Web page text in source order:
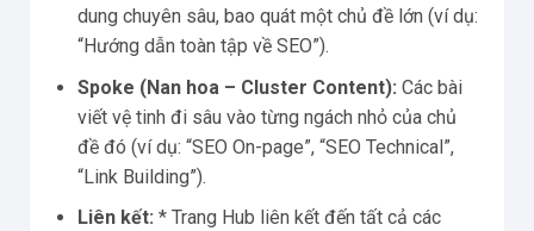
dung chuyên sâu, bao quát một chủ đề lớn (ví dụ:
“Hướng dẫn toàn tập về SEO”).
Spoke (Nan hoa – Cluster Content): Các bài
viết vệ tinh đi sâu vào từng ngách nhỏ của chủ
đề đó (ví dụ: “SEO On-page”, “SEO Technical”,
“Link Building”).
Liên kết: * Trang Hub liên kết đến tất cả các